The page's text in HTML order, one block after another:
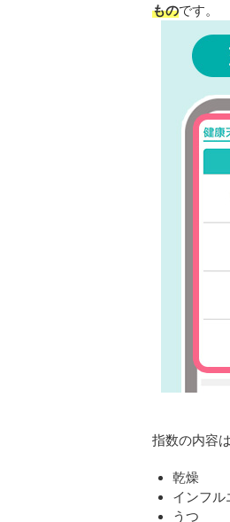
ものです。
指数の内容
乾燥
インフル
うつ